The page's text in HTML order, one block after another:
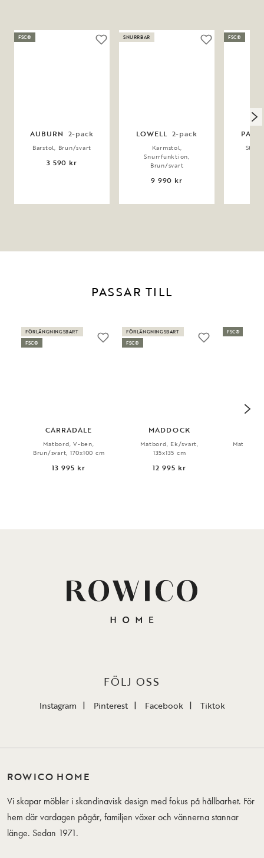
AUBURN 2-pack
Barstol, Brun/svart
3 590 kr
FSC®
LOWELL 2-pack
Karmstol,
Snurrfunktion,
Brun/svart
9 990 kr
SNURRBAR
Stol,
FSC®
PASSAR TILL
CARRADALE
Matbord, V-ben,
Brun/svart, 170x100 cm
13 995 kr
FÖRLÄNGNINGSBART
FSC®
MADDOCK
Matbord, Ek/svart,
135x135 cm
12 995 kr
FÖRLÄNGNINGSBART
FSC®
Matbord,
FSC®
FÖLJ OSS
Instagram Pinterest Facebook Tiktok
ROWICO HOME
Vi skapar möbler i skandinavisk design med fokus på hållbarhet. För
hem där vardagen pågår, familjen växer och vännerna stannar
länge. Sedan 1971.